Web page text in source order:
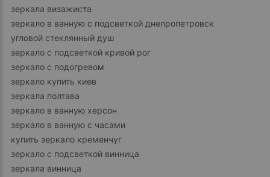
зеркала визажиста
зеркало в ванную с подсветкой днепропетровск
угловой стеклянный душ
зеркало с подсветкой кривой рог
зеркало с подогревом
зеркало купить киев
зеркала полтава
зеркало в ванную херсон
зеркало в ванную с часами
купить зеркало кременчуг
зеркало с подсветкой винница
зеркала винница